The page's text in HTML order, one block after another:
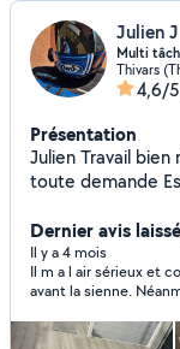
Julien J
Multi
Thivars
4,6/5
Présentation
Julien Travail bien réalisé ,sérieux , n'hésitez pas pour
toute demande Espace vert ,déchèterie ,nettoyage
parquet ou autre
Dernier avis
Il y a 4 mois
Il m a l air sérieux et
avant la